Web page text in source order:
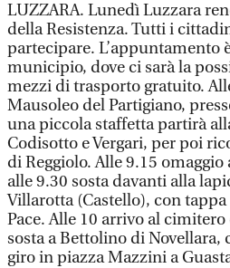
LUZZARA. Lunedì Luzzara
della Resistenza. Tutti i
partecipare. L’appuntamento
municipio, dove ci sarà la
mezzi di trasporto gratuito.
Mausoleo del Partigiano,
una piccola staffetta partirà
Codisotto e Vergari, per poi
di Reggiolo. Alle 9.15
alle 9.30 sosta davanti alla
Villarotta (Castello), con
Pace. Alle 10 arrivo al
sosta a Bettolino di Novellara,
giro in piazza Mazzini a